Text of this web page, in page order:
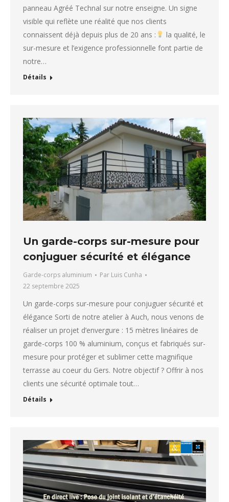
panneau Agréé Technal sur notre enseigne. Un signe
visible qui reflète une réalité que nos clients
connaissent déjà depuis plus de 20 ans :
la qualité, le
sur-mesure et l’exigence professionnelle font partie de
notre…
Détails
Un garde-corps sur-mesure pour
conjuguer sécurité et élégance
Garde-corps aluminium Par Luis Cunha
22 septembre 2025
Un garde-corps sur-mesure pour conjuguer sécurité et
élégance Sorti de notre atelier à Auch, nous venons de
réaliser un projet d’envergure : 15 mètres linéaires de
garde-corps 100 % aluminium, conçus et fabriqués sur-
mesure pour protéger et sublimer cette magnifique
terrasse au coeur du Gers. Notre objectif ? Offrir à nos
clients une sécurité optimale tout…
Détails